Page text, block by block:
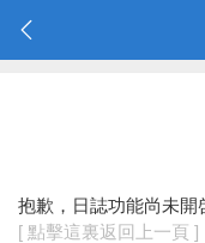
抱歉，日誌功能尚未開
[ 點擊這裏返回上一頁 ]